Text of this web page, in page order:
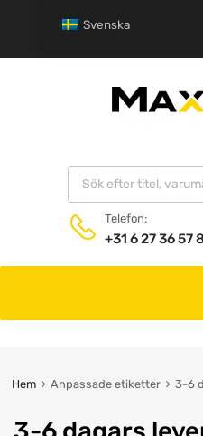
Telefon:
+31 6 27 36 57
Hem Anpassade etiketter 3-6
Svenska